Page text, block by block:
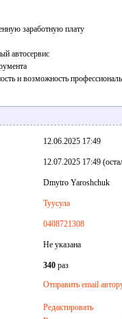
заработную плату
автосервис
и возможность
12.06.2025 17:49
12.07.2025 17:49
Dmytro Yaroshchuk
Туусула
0408721308
Не указана
340раз
Отправить email
Редактировать